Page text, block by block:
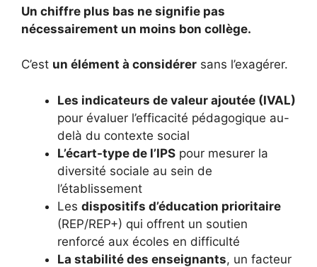
Un chiffre plus bas ne signifie pas
nécessairement un moins bon collège.
C’est un élément à considérer sans l’exagérer.
Les indicateurs de valeur ajoutée (IVAL)
pour évaluer l’efficacité pédagogique au-
delà du contexte social
L’écart-type de l’IPS pour mesurer la
diversité sociale au sein de
l’établissement
Les dispositifs d’éducation prioritaire
(REP/REP+) qui offrent un soutien
renforcé aux écoles en difficulté
La stabilité des enseignants, un facteur